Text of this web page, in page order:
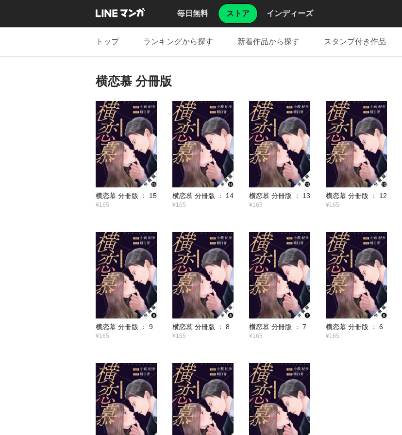
毎日無料 ストア インディーズ
トップ ランキングから探す 新着作品から探す スタンプ付き作品
横恋慕 分冊版
横恋慕 分冊版 ： 15
¥165
横恋慕 分冊版 ： 14
¥165
横恋慕 分冊版 ： 13
¥165
横恋慕 分冊版 ： 12
¥165
横恋慕 分冊版 ： 9
¥165
横恋慕 分冊版 ： 8
¥165
横恋慕 分冊版 ： 7
¥165
横恋慕 分冊版 ： 6
¥165